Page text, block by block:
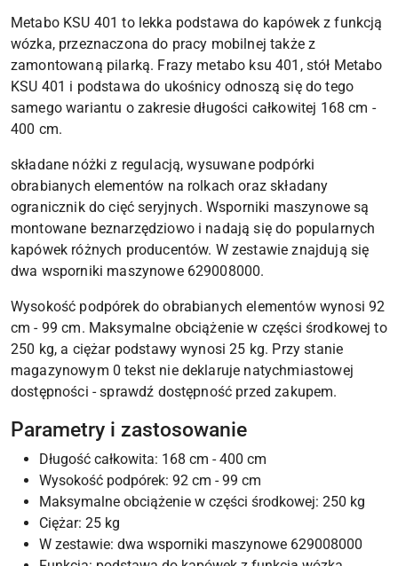
Metabo KSU 401 to lekka podstawa do kapówek z funkcją
wózka, przeznaczona do pracy mobilnej także z
zamontowaną pilarką. Frazy metabo ksu 401, stół Metabo
KSU 401 i podstawa do ukośnicy odnoszą się do tego
samego wariantu o zakresie długości całkowitej 168 cm -
400 cm.
składane nóżki z regulacją, wysuwane podpórki
obrabianych elementów na rolkach oraz składany
ogranicznik do cięć seryjnych. Wsporniki maszynowe są
montowane beznarzędziowo i nadają się do popularnych
kapówek różnych producentów. W zestawie znajdują się
dwa wsporniki maszynowe 629008000.
Wysokość podpórek do obrabianych elementów wynosi 92
cm - 99 cm. Maksymalne obciążenie w części środkowej to
250 kg, a ciężar podstawy wynosi 25 kg. Przy stanie
magazynowym 0 tekst nie deklaruje natychmiastowej
dostępności - sprawdź dostępność przed zakupem.
Parametry i zastosowanie
Długość całkowita: 168 cm - 400 cm
Wysokość podpórek: 92 cm - 99 cm
Maksymalne obciążenie w części środkowej: 250 kg
Ciężar: 25 kg
W zestawie: dwa wsporniki maszynowe 629008000